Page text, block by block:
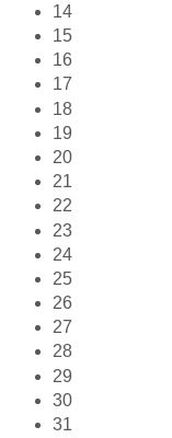
14
15
16
17
18
19
20
21
22
23
24
25
26
27
28
29
30
31